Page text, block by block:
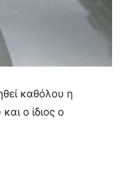
καθόλου η
ο ίδιος ο